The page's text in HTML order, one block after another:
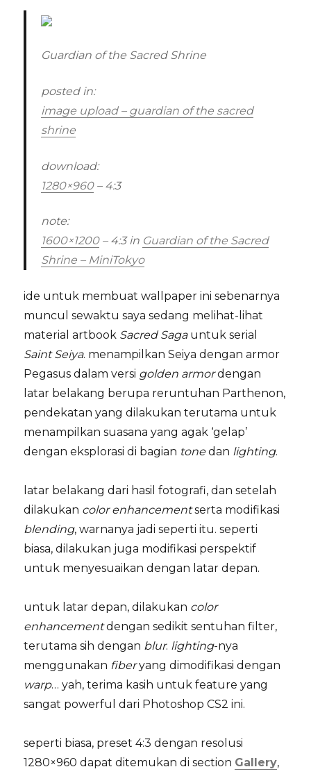
Guardian of the Sacred Shrine
posted in:
image upload – guardian of the sacred
shrine
download:
1280×960– 4:3
note:
1600×1200– 4:3in Guardian of the Sacred
Shrine – MiniTokyo
ide untuk membuat wallpaper ini sebenarnya
muncul sewaktu saya sedang melihat-lihat
material artbook Sacred Sagauntuk serial
Saint Seiya. menampilkan Seiya dengan armor
Pegasus dalam versi golden armordengan
latar belakang berupa reruntuhan Parthenon,
pendekatan yang dilakukan terutama untuk
menampilkan suasana yang agak ‘gelap’
dengan eksplorasi di bagian tonedan lighting.
latar belakang dari hasil fotografi, dan setelah
dilakukan color enhancementserta modifikasi
blending, warnanya jadi seperti itu. seperti
biasa, dilakukan juga modifikasi perspektif
untuk menyesuaikan dengan latar depan.
untuk latar depan, dilakukan color
enhancementdengan sedikit sentuhan filter,
terutama sih dengan blur. lighting-nya
menggunakan fiberyang dimodifikasi dengan
warp… yah, terima kasih untuk feature yang
sangat powerful dari Photoshop CS2 ini.
seperti biasa, preset 4:3 dengan resolusi
1280×960 dapat ditemukan di section Gallery,